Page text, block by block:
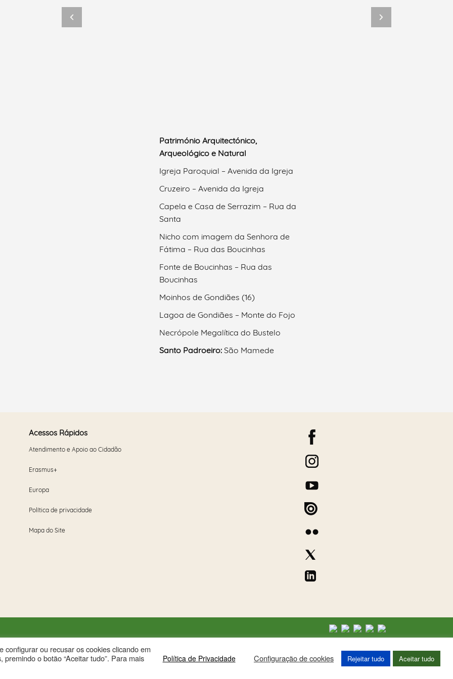
Património Arquitectónico,
Arqueológico e Natural
Igreja Paroquial – Avenida da Igreja
Cruzeiro – Avenida da Igreja
Capela e Casa de Serrazim – Rua da
Santa
Nicho com imagem da Senhora de
Fátima – Rua das Boucinhas
Fonte de Boucinhas – Rua das
Boucinhas
Moinhos de Gondiães (16)
Lagoa de Gondiães – Monte do Fojo
Necrópole Megalítica do Bustelo
Santo Padroeiro:São Mamede
Acessos Rápidos
Atendimento e Apoio ao Cidadão
Erasmus+
Europa
Política de privacidade
Mapa do Site
configurar ou recusar os cookies clicando em
o botão “Aceitar tudo”. Para mais
Política de Privacidade Configuração de cookies Rejeitar tudo Aceitar tudo
onwpml.orgas a development site. Switch to a production site key toremove this banner.